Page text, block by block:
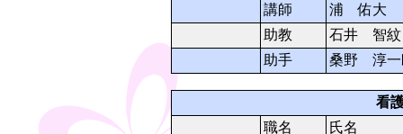
講師
浦 佑大
助教
石井 智紋
助手
桑野 淳一
看
職名
氏名